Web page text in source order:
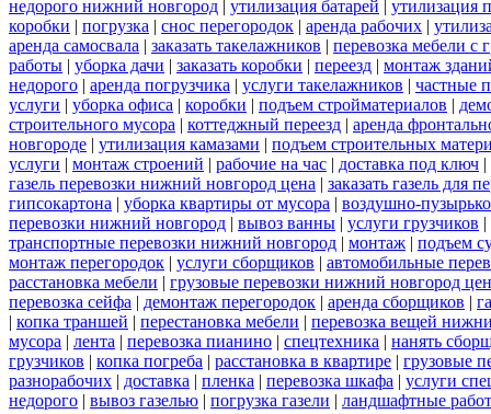
недорого нижний новгород | утилизация батарей | утилизация
коробки | погрузка | снос перегородок | аренда рабочих |
аренда самосвала | заказать такелажников | перевозка мебели с
работы | уборка дачи | заказать коробки | переезд | монтаж
недорого | аренда погрузчика | услуги такелажников | частные
услуги | уборка офиса | коробки | подъем стройматериалов |
строительного мусора | коттеджный переезд | аренда
новгороде | утилизация камазами | подъем строительных
услуги | монтаж строений | рабочие на час | доставка под ключ |
газель перевозки нижний новгород цена | заказать газель для
гипсокартона | уборка квартиры от мусора | воздушно-
перевозки нижний новгород | вывоз ванны | услуги грузчиков |
транспортные перевозки нижний новгород | монтаж | подъем
монтаж перегородок | услуги сборщиков | автомобильные
расстановка мебели | грузовые перевозки нижний новгород
перевозка сейфа | демонтаж перегородок | аренда сборщиков |
| копка траншей | перестановка мебели | перевозка вещей
мусора | лента | перевозка пианино | спецтехника | нанять
грузчиков | копка погреба | расстановка в квартире | грузовые
разнорабочих | доставка | пленка | перевозка шкафа | услуги
недорого | вывоз газелью | погрузка газели | ландшафтные